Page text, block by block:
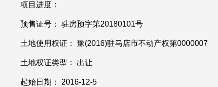
项目进度：
预售证号： 驻房预字第20180101号
土地使用权证： 豫(2016)驻马店市不动产权第0000007
土地权证类型： 出让
起始日期： 2016-12-5